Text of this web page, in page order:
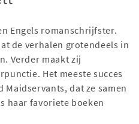
Engels romanschrijfster.
de verhalen grotendeels in
Verder maakt zij
Het meeste succes
Maidservants, dat ze samen
haar favoriete boeken